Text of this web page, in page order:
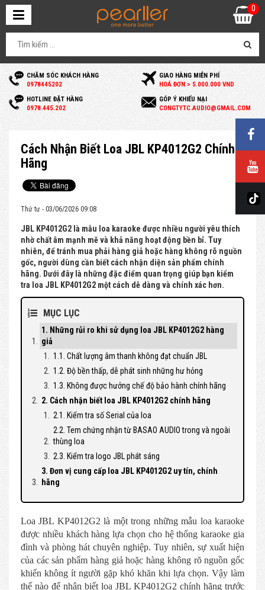
CHĂM SÓC KHÁCH HÀNG
0978445202
GIAO HÀNG MIỄN PHÍ
HOÁ ĐƠN > 5.000.000 VND
HOTLINE ĐẶT HÀNG
0978.445.202
GÓP Ý KHIẾU NẠI
CONGTYTC.AUDIO@GMAIL.COM
0
Cách Nhận Biết Loa JBL KP4012G2 Chính
Hãng
Thứ tư - 03/06/2026 09:08
JBL KP4012G2 là mẫu loa karaoke được nhiều người yêu thích
nhờ chất âm mạnh mẽ và khả năng hoạt động bền bỉ. Tuy
nhiên, để tránh mua phải hàng giả hoặc hàng không rõ nguồn
gốc, người dùng cần biết cách nhận diện sản phẩm chính
hãng. Dưới đây là những đặc điểm quan trọng giúp bạn kiểm
tra loa JBL KP4012G2 một cách dễ dàng và chính xác hơn.
MỤC LỤC
1. Những rủi ro khi sử dụng loa JBL KP4012G2 hàng
giả
1.1. Chất lượng âm thanh không đạt chuẩn JBL
1.2. Độ bền thấp, dễ phát sinh những hư hỏng
1.3. Không được hưởng chế độ bảo hành chính hãng
2. Cách nhận biết loa JBL KP4012G2 chính hãng
2.1. Kiểm tra số Serial của loa
2.2. Tem chứng nhận từ BASAO AUDIO trong và ngoài
thùng loa
2.3. Kiểm tra logo JBL phát sáng
3. Đơn vị cung cấp loa JBL KP4012G2 uy tín, chính
hãng
Loa JBL KP4012G2 là một trong những mẫu loa karaoke
được nhiều khách hàng lựa chọn cho hệ thống karaoke gia
đình và phòng hát chuyên nghiệp. Tuy nhiên, sự xuất hiện
của các sản phẩm hàng giả hoặc hàng không rõ nguồn gốc
khiến không ít người gặp khó khăn khi lựa chọn. Vậy làm
thế nào để nhận biết loa JBL KP4012G2 chính hãng trước